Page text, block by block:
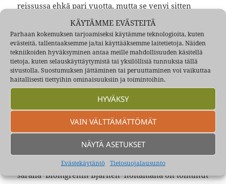
KÄYTÄMME EVÄSTEITÄ
Parhaan kokemuksen tarjoamiseksi käytämme teknologioita, kuten
evästeitä, tallentaaksemme ja/tai käyttääksemme laitetietoja. Näiden
tekniikoiden hyväksyminen antaa meille mahdollisuuden käsitellä
tietoja, kuten selauskäyttäytymistä tai yksilöllisiä tunnuksia tällä
sivustolla. Suostumuksen jättäminen tai peruuttaminen voi vaikuttaa
haitallisesti tiettyihin ominaisuuksiin ja toimintoihin.
HYVÄKSY
VAIN VÄLTTÄMÄTTÖMÄT
NÄYTÄ ASETUKSET
Evästekäytäntö Tietosuojalausunto
reissussa ehkä pari vuotta, mutta se venyi sitten
kahdeksaksitoista vuodeksi (18v)
1974 myin Sähköpuodin Louhiston Pyrylle ja
Pinomaan Pekalle, kun en enää Janakkalasta käsin
pystynyt sitä säällisesti hoitamaan. Pyry tosin oli jo
pitkään hoitanut liikettä kuin omaansa eli että
oikealle miehelle yrityksen osaomistus ja
vetovastuu siirtyi. Edellisenä vuonna olimme jo
Viimeisinä kuukausina se toimi
sähköurakointiliikkeenä A-oikeuksin, mutta töiden
lopettaa sillä erää lyhyeen. Uusi yritys samalla
saralla Blomgrenin Bjarnen hoitamana on toiminut